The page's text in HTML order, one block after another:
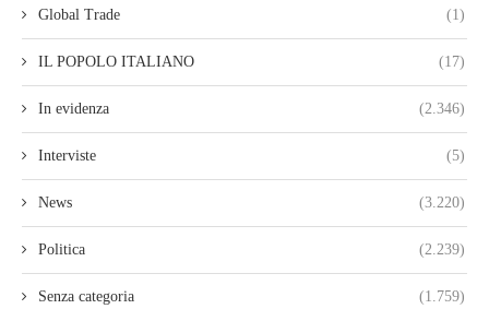
Global Trade (1)
IL POPOLO ITALIANO (17)
In evidenza (2.346)
Interviste (5)
News (3.220)
Politica (2.239)
Senza categoria (1.759)